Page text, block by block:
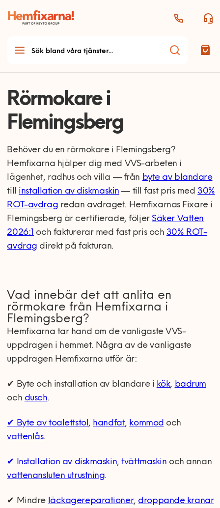
Rörmokare i
Flemingsberg
Behöver du en rörmokare i Flemingsberg?
Hemfixarna hjälper dig med VVS-arbeten i
lägenhet, radhus och villa — från byte av blandare
till installation av diskmaskin — till fast pris med 30%
ROT-avdrag redan avdraget. Hemfixarnas Fixare i
Flemingsberg är certifierade, följerSäker Vatten
2026:1 och fakturerar med fast pris och 30% ROT-
avdrag direkt på fakturan.
Vad innebär det att anlita en
rörmokare från Hemfixarna i
Flemingsberg?
Hemfixarna tar hand om de vanligaste VVS-
uppdragen i hemmet. Några av de vanligaste
uppdragen Hemfixarna utför är:
✔ Byte och installation av blandare i kök, badrum
och dusch.
✔ Byte av toalettstol, handfat, kommod och
vattenlås.
✔ Installation av diskmaskin,tvättmaskin och annan
vattenansluten utrustning.
✔ Mindre läckagereparationer, droppande kranar